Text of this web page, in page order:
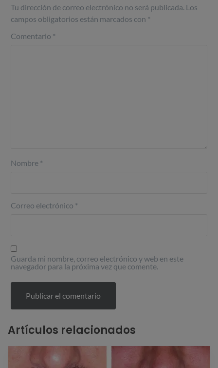
Tu dirección de correo electrónico no será publicada. Los
campos obligatorios están marcados con *
Comentario *
Nombre *
Correo electrónico *
Guarda mi nombre, correo electrónico y web en este
navegador para la próxima vez que comente.
Artículos relacionados